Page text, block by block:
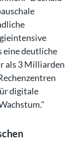
eine deutliche
als 3 Milliarden
digitale